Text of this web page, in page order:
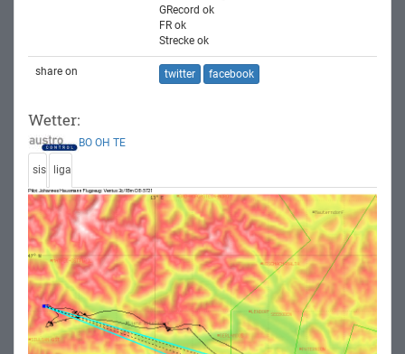
GRecord ok
FR ok
Strecke ok
share on twitter facebook
Wetter:
BO OH TE
sis liga